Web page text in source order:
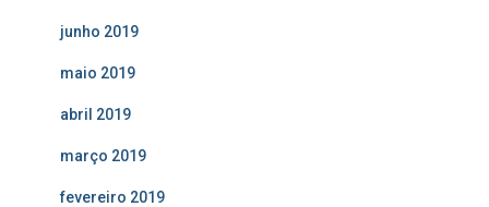
junho 2019
maio 2019
abril 2019
março 2019
fevereiro 2019